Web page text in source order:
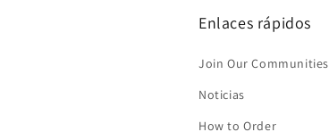
Enlaces rápidos
Join Our Communities
Noticias
How to Order